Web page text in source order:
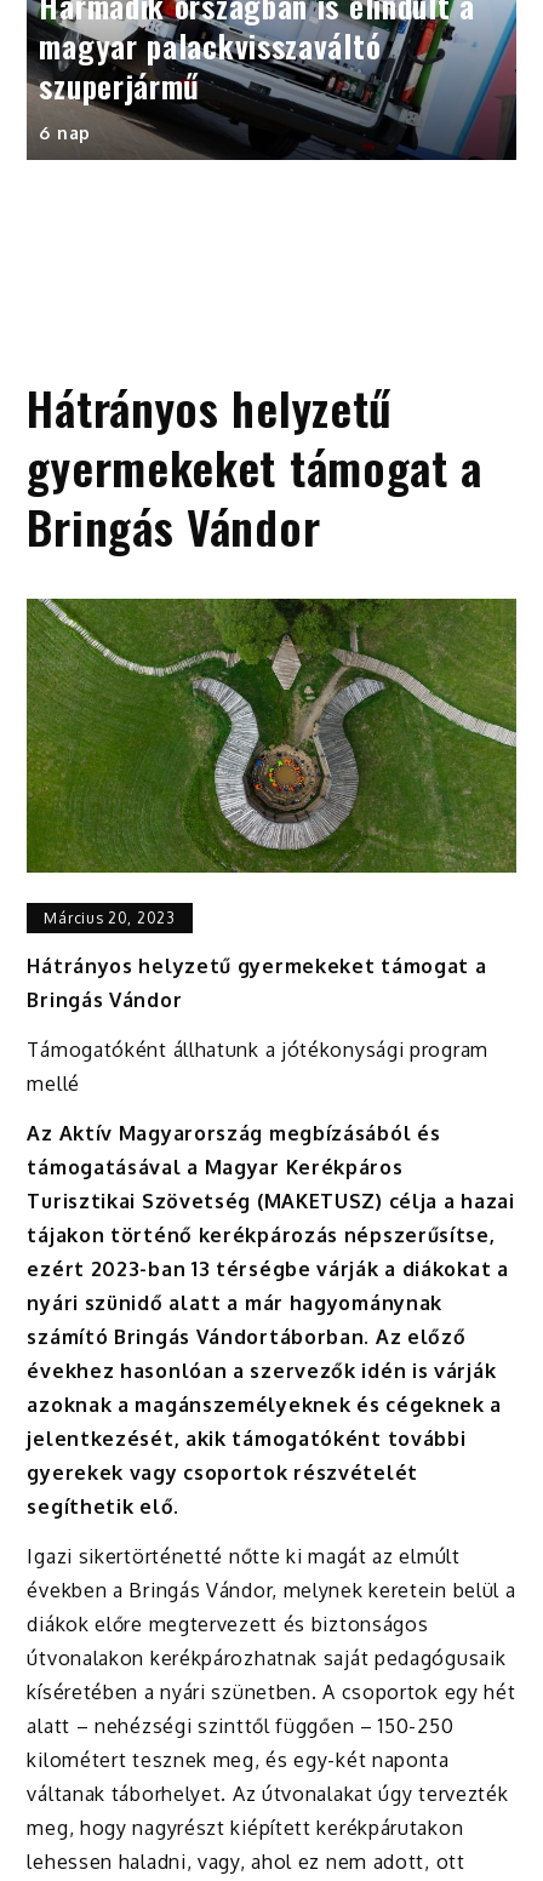
magyar palackvisszaváltó
szuperjármű
6 nap
Hátrányos helyzetű
gyermekeket támogat a
Bringás Vándor
Március 20, 2023
Hátrányos helyzetű gyermekeket támogat a
Bringás Vándor
Támogatóként állhatunk a jótékonysági program
mellé
Az Aktív Magyarország megbízásából és
támogatásával a Magyar Kerékpáros
Turisztikai Szövetség (MAKETUSZ) célja a hazai
tájakon történő kerékpározás népszerűsítse,
ezért 2023-ban 13 térségbe várják a diákokat a
nyári szünidő alatt a már hagyománynak
számító Bringás Vándortáborban. Az előző
évekhez hasonlóan a szervezők idén is várják
azoknak a magánszemélyeknek és cégeknek a
jelentkezését, akik támogatóként további
gyerekek vagy csoportok részvételét
segíthetik elő.
Igazi sikertörténetté nőtte ki magát az elmúlt
években a Bringás Vándor, melynek keretein belül a
diákok előre megtervezett és biztonságos
útvonalakon kerékpározhatnak saját pedagógusaik
kíséretében a nyári szünetben. A csoportok egy hét
alatt – nehézségi szinttől függően – 150-250
kilométert tesznek meg, és egy-két naponta
váltanak táborhelyet. Az útvonalakat úgy tervezték
meg, hogy nagyrészt kiépített kerékpárutakon
lehessen haladni, vagy, ahol ez nem adott, ott